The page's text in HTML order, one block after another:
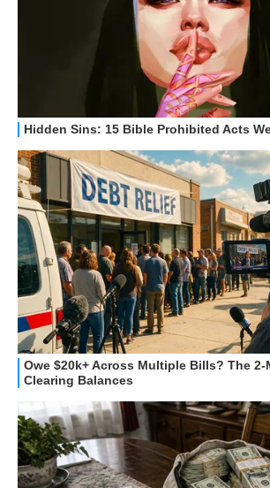
STREAMING E SERIE TV